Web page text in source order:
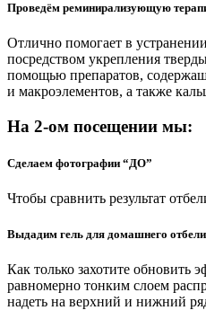
Проведём реминирализующую
Отлично помогает в
посредством укрепления
помощью препаратов,
и макроэлементов, а также
На 2-ом посещении мы:
Сделаем фотографии “ДО”
Чтобы сравнить результат
Выдадим гель для домашнего
Как только захотите обновить
равномерно тонким слоем
надеть на верхний и нижний